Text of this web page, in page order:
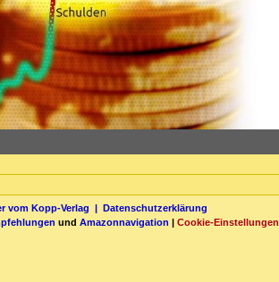
vom Kopp-Verlag | Datenschutzerklärung
und Amazonnavigation | Cookie-Einstellungen